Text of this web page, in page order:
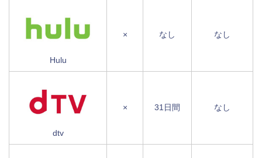
Hulu
× なし なし
dtv
× 31日間 なし